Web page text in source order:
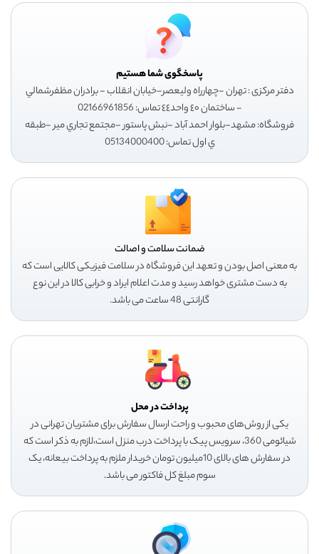
پاسخگوی شما هستیم
دفتر مرکزی : تهران -چهارراه وليعصر-خيابان انقلاب - برادران مظفرشمالي
- ساختمان ٤٠ واحد٤٤ تماس: 02166961856
فروشگاه: مشهد-بلوار احمد آباد -نبش پاستور -مجتمع تجاري مير -طبقه
ي اول تماس: 05134000400
ضمانت سلامت و اصالت
به معنی اصل بودن و تعهد این فروشگاه در سلامت فیزیکی کالایی است که
به دست مشتری خواهد رسید و مدت اعلام ایراد و خرابی کالا در این نوع
گارانتی 48 ساعت می باشد.
پرداخت در محل
یکی از روش‌های محبوب و راحت ارسال سفارش برای مشتریان تهرانی در
شیائومی 360، سرویس پیک با پرداخت درب منزل است،لازم به ذکر است که
در سفارش های بالای 10میلیون تومان خریدار ملزم به پرداخت بیعانه، یک
سوم مبلغ کل فاکتور می باشد.